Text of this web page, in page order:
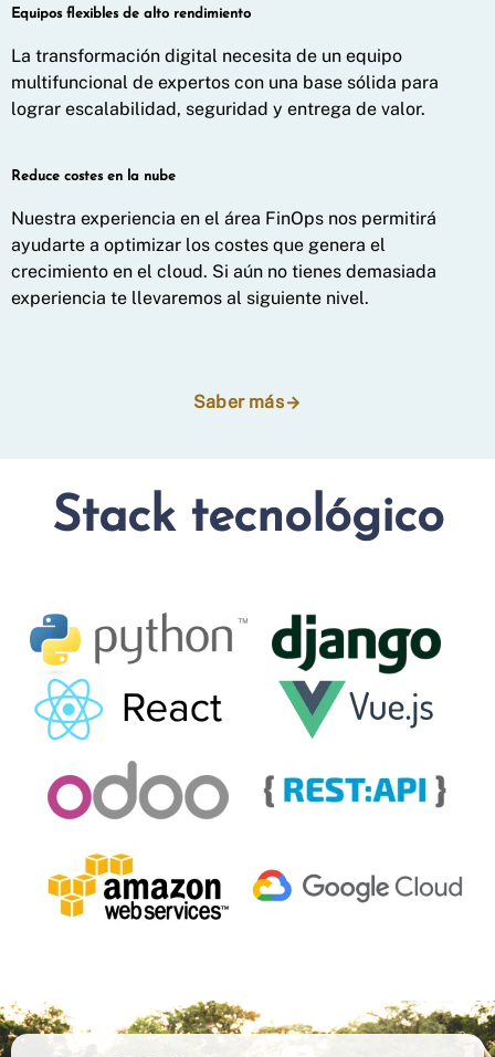
Equipos flexibles de alto rendimiento
La transformación digital necesita de un equipo
multifuncional de expertos con una base sólida para
lograr escalabilidad, seguridad y entrega de valor.
Reduce costes en la nube
Nuestra experiencia en el área FinOps nos permitirá
ayudarte a optimizar los costes que genera el
crecimiento en el cloud. Si aún no tienes demasiada
experiencia te llevaremos al siguiente nivel.
Saber más
Stack tecnológico